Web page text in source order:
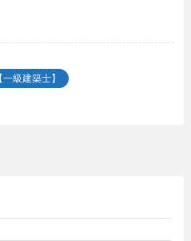
【一級建築士】